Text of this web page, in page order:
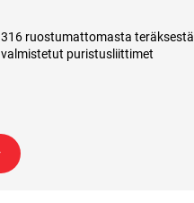
316 ruostumattomasta teräksestä
valmistetut puristusliittimet